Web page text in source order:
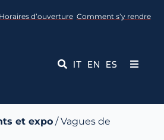
Horaires d’ouverture Comment s’y rendre
IT EN ES
Toggle
et expo / Vagues de